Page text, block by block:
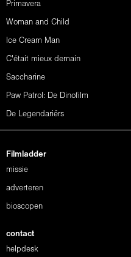
Primavera
Woman and Child
Ice Cream Man
C'était mieux demain
Saccharine
Paw Patrol: De Dinofilm
De Legendariërs
Filmladder
missie
adverteren
bioscopen
contact
helpdesk